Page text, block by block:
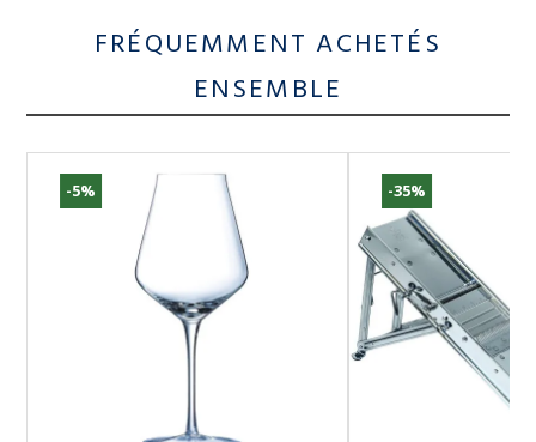
FRÉQUEMMENT ACHETÉS
ENSEMBLE
-5% -35%